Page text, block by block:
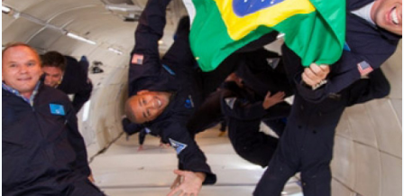
ASSISTA UMA ECLIPSE SOLAR
Assista uma incrível Eclipse Solar na Islândia entre os
dias 6 à 13 de Agosto de 2026.